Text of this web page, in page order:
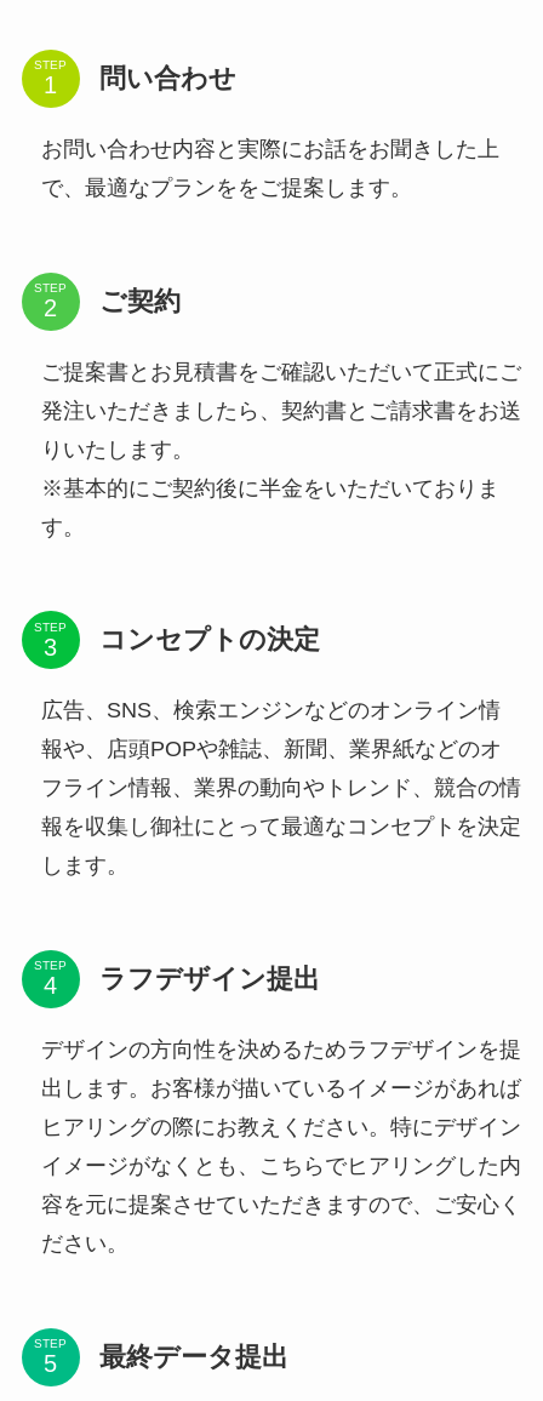
STEP 問い合わせ
お問い合わせ内容と実際にお話をお聞きした上
で、最適なプランををご提案します。
STEP ご契約
ご提案書とお見積書をご確認いただいて正式にご
発注いただきましたら、契約書とご請求書をお送
りいたします。
※基本的にご契約後に半金をいただいておりま
す。
STEP コンセプトの決定
広告、SNS、検索エンジンなどのオンライン情
報や、店頭POPや雑誌、新聞、業界紙などのオ
フライン情報、業界の動向やトレンド、競合の情
報を収集し御社にとって最適なコンセプトを決定
します。
STEP ラフデザイン提出
デザインの方向性を決めるためラフデザインを提
出します。お客様が描いているイメージがあれば
ヒアリングの際にお教えください。特にデザイン
イメージがなくとも、こちらでヒアリングした内
容を元に提案させていただきますので、ご安心く
ださい。
STEP 最終データ提出